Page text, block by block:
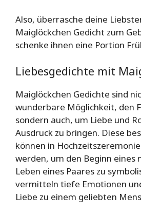
Also, überrasche deine
Maiglöckchen Gedicht zum
schenke ihnen eine Portion
Liebesgedichte mit
Maiglöckchen Gedichte sind
wunderbare Möglichkeit, den
sondern auch, um Liebe und
Ausdruck zu bringen. Diese
können in
werden, um den Beginn eines
Leben eines Paares zu
vermitteln tiefe Emotionen
Liebe zu einem geliebten